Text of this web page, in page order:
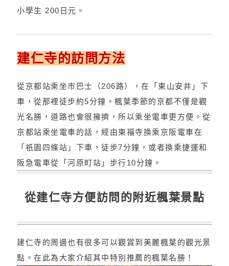
小學生 200日元。
建仁寺的訪問方法
從京都站乘坐市巴士（206路），在「東山安井」下
車，從那裡徒步約5分鐘。楓葉季節的京都不僅是觀
光名勝，道路也會很擁擠，所以乘坐電車更方便。從
京都站乘坐電車的話，經由東福寺換乘京阪電車在
「祇園四條站」下車，徒步7分鐘，或者換乘捷運和
阪急電車從「河原町站」步行10分鐘。
從建仁寺方便訪問的附近楓葉景點
建仁寺的周邊也有很多可以觀賞到美麗楓葉的觀光景
點。在此為大家介紹其中特別推薦的楓葉名勝！